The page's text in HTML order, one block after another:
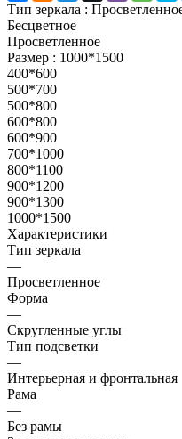
Тип зеркала :
Бесцветное
Просветленное
Размер : 1000*1500
400*600
500*700
500*800
600*800
600*900
700*1000
800*1100
900*1200
900*1300
1000*1500
Характеристики
Тип зеркала
—
Просветленное
Форма
—
Скругленные углы
Тип подсветки
—
Интерьерная и фронтальная
Рама
—
Без рамы